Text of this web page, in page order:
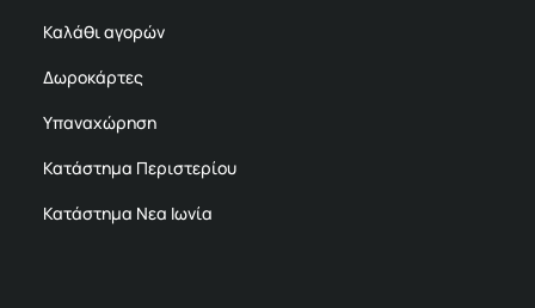
Καλάθι αγορών
Δωροκάρτες
Υπαναχώρηση
Κατάστημα Περιστερίου
Κατάστημα Νεα Ιωνία